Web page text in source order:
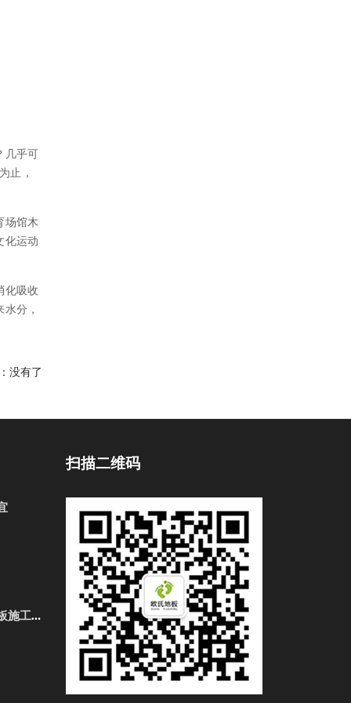
乎可
止，
场馆木
化运动
化吸收
分，
没有了
3、学校俄勒冈松舞台体育馆地板施工方案
扫描二维码